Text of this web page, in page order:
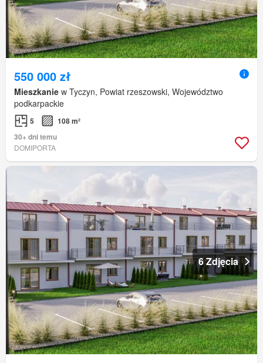
550 000 zł
Mieszkanie w Tyczyn, Powiat rzeszowski, Województwo
podkarpackie
5
108 m²
30+ dni temu
DOMIPORTA
6 Zdjęcia